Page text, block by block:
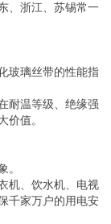
、浙江、苏锡常一
玻璃丝带的性能指
耐温等级、绝缘强
价值。
。
机、饮水机、电视
千家万户的用电安